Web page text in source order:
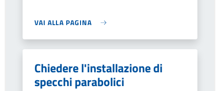
VAI ALLA PAGINA
Chiedere l'installazione di
specchi parabolici